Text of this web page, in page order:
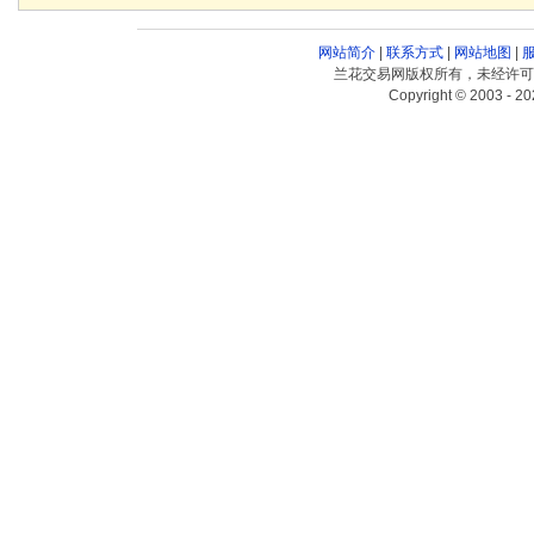
网站简介| 联系方式| 网站地图
兰花交易网版权所有，未经许
Copyright © 2003 -